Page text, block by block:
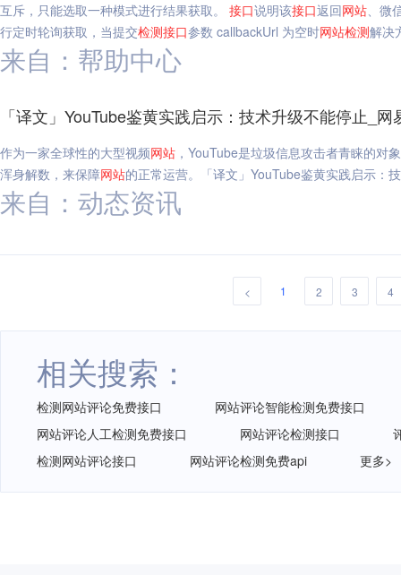
互斥，只能选取一种模式进行结果获取。 接口说明该接口返回网站、微
行定时轮询获取，当提交检测接口参数 callbackUrl 为空时网站检测解决
来自：帮助中心
「译文」YouTube鉴黄实践启示：技术升级不能停止_网
作为一家全球性的大型视频网站 ，YouTube是垃圾信息攻击者青睐的对
浑身解数，来保障网站的正常运营。「译文」YouTube鉴黄实践启示：
来自：动态资讯
< 1 2 3 4
相关搜索：
检测网站评论免费接口
网站评论智能检测免费接口
网站评论人工检测免费接口
网站评论检测接口
检测网站评论接口
网站评论检测免费api 更多>